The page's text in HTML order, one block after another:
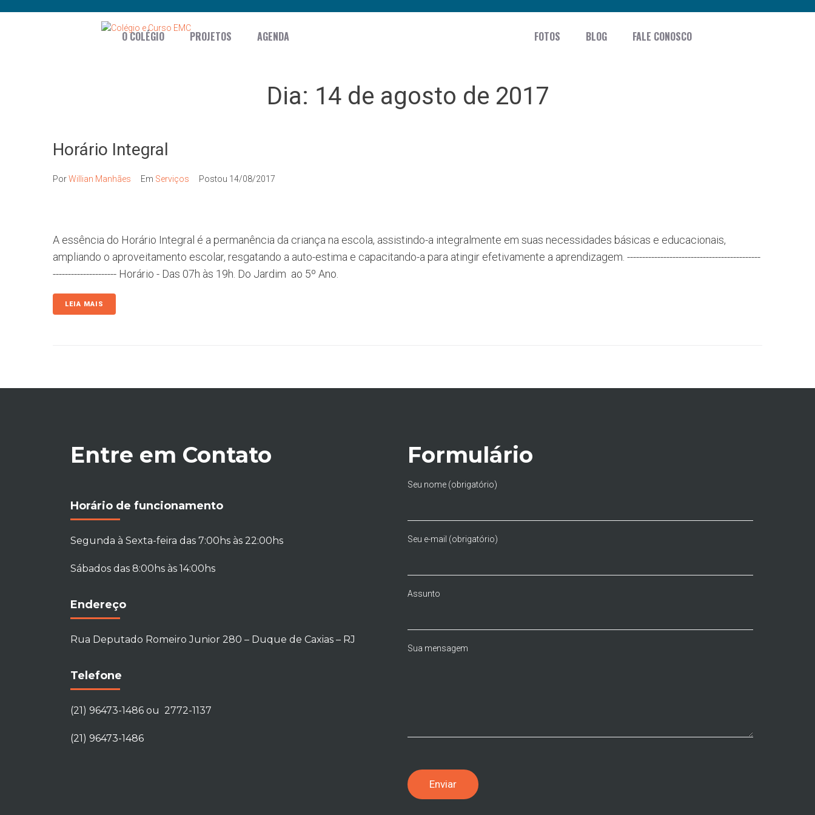
O COLÉGIO PROJETOS AGENDA FOTOS BLOG FALE CONOSCO
Dia: 14 de agosto de 2017
Horário Integral
PorWillian Manhães Em Serviços Postou 14/08/2017
A essência do Horário Integral é a permanência da criança na escola, assistindo-a integralmente em suas necessidades básicas e educacionais,
ampliando o aproveitamento escolar, resgatando a auto-estima e capacitando-a para atingir efetivamente a aprendizagem. --------------------------------------------
--------------------- Horário - Das 07h às 19h. Do Jardim ao 5º Ano.
LEIA MAIS
Entre em Contato
Horário de funcionamento
Segunda à Sexta-feira das 7:00hs às 22:00hs
Sábados das 8:00hs às 14:00hs
Endereço
Rua Deputado Romeiro Junior 280 – Duque de Caxias – RJ
Telefone
(21) 96473-1486 ou 2772-1137
(21) 96473-1486
Formulário
Seu nome (obrigatório)
Seu e-mail (obrigatório)
Assunto
Sua mensagem